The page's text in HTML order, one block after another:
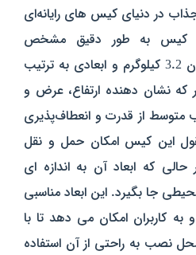
در دنیای کیس‌ های رایانه‌ای
کیس به طور دقیق مشخص
شده‌اند. این محصول با وزن 3.2 کیلوگرم و ابعادی به ترتیب
نشان‌ دهنده ارتفاع، عرض و
متوسط از قدرت و انعطاف‌پذیری
این کیس امکان حمل و نقل
که ابعاد آن به اندازه‌ ای
جا بگیرد. این ابعاد مناسبی
کاربران امکان می‌ دهد تا با
نصب به راحتی از آن استفاده